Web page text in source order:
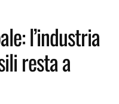
l’industria
resta a